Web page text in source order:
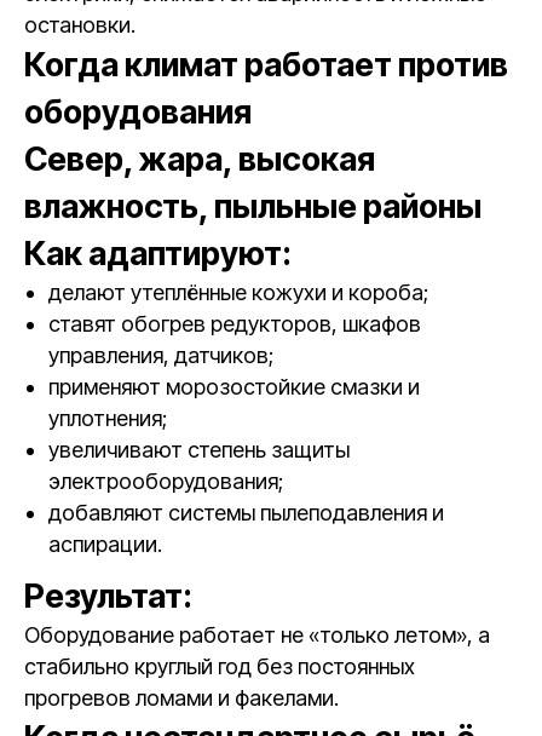
остановки.
Когда климат работает против
оборудования
Север, жара, высокая
влажность, пыльные районы
Как адаптируют:
делают утеплённые кожухи и короба;
ставят обогрев редукторов, шкафов
управления, датчиков;
применяют морозостойкие смазки и
уплотнения;
увеличивают степень защиты
электрооборудования;
добавляют системы пылеподавления и
аспирации.
Результат:
Оборудование работает не «только летом», а
стабильно круглый год без постоянных
прогревов ломами и факелами.